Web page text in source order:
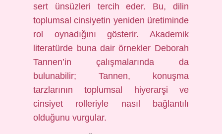
sert ünsüzleri tercih eder. Bu, dilin
toplumsal cinsiyetin yeniden üretiminde
rol oynadığını gösterir. Akademik
literatürde buna dair örnekler Deborah
Tannen’in çalışmalarında da
bulunabilir; Tannen, konuşma
tarzlarının toplumsal hiyerarşi ve
cinsiyet rolleriyle nasıl bağlantılı
olduğunu vurgular.